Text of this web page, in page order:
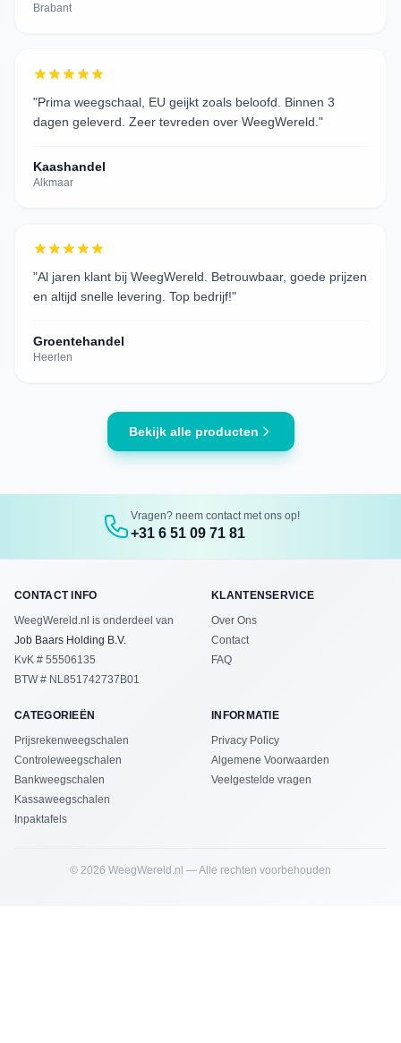
Brabant
"Prima weegschaal, EU geijkt zoals beloofd. Binnen 3
dagen geleverd. Zeer tevreden over WeegWereld. "
Kaashandel
Alkmaar
"Al jaren klant bij WeegWereld. Betrouwbaar, goede prijzen
en altijd snelle levering. Top bedrijf!"
Groentehandel
Heerlen
Bekijk alle producten
Vragen? neem contact met ons op!
+31 6 51 09 71 81
CONTACT INFO
WeegWereld.nl is onderdeel van
Job Baars Holding B.V.
KvK # 55506135
BTW # NL851742737B01
KLANTENSERVICE
Over Ons
Contact
FAQ
CATEGORIEËN
Prijsrekenweegschalen
Controleweegschalen
Bankweegschalen
Kassaweegschalen
Inpaktafels
INFORMATIE
Privacy Policy
Algemene Voorwaarden
Veelgestelde vragen
© 2026 WeegWereld.nl — Alle rechten voorbehouden